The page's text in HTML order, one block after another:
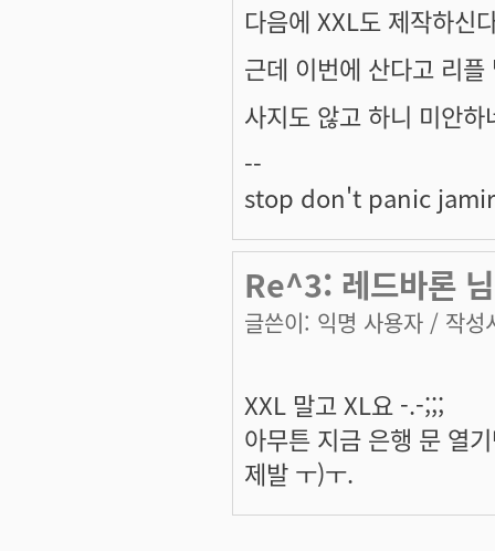
다음에 XXL도 제작하신
근데 이번에 산다고 리
사지도 않고 하니 미안하
--
stop don't panic
Re^3: 레드바론
글쓴이: 익명 사용자 / 작성
XXL 말고 XL요 -.-;;;
아무튼 지금 은행 문 열
제발 ㅜ)ㅜ.